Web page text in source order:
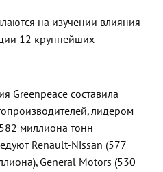
на изучении влияния
12 крупнейших
Greenpeace составила
лидером
миллиона тонн
Renault-Nissan (577
General Motors (530